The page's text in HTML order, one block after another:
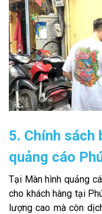
5. Chính sách
quảng cáo
Tại Màn hình quảng
cho khách hàng tại
lượng cao mà còn